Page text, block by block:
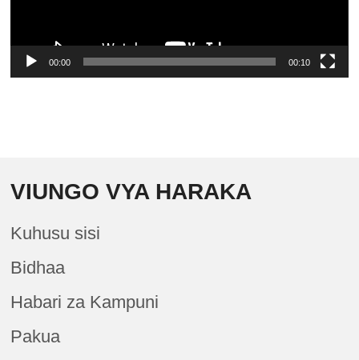
00:00 00:10
VIUNGO VYA HARAKA
Kuhusu sisi
Bidhaa
Habari za Kampuni
Pakua